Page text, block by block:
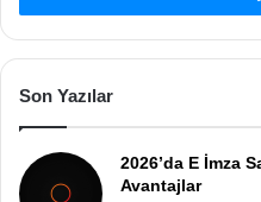
Son Yazılar
2026’da E İmza
Avantajlar